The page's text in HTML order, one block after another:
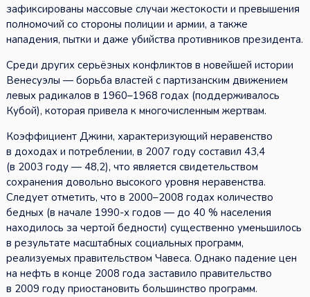
зафиксированы массовые случаи жестокости и превышения
полномочий со стороны полиции и армии, а также
нападения, пытки и даже убийства противников президента.
Среди других серьёзных конфликтов в новейшей истории
Венесуэлы — борьба властей с партизанским движением
левых радикалов в 1960–1968 годах (поддерживалось
Кубой), которая привела к многочисленным жертвам.
Коэффициент Джини, характеризующий неравенство
в доходах и потреблении, в 2007 году составил 43,4
(в 2003 году — 48,2), что является свидетельством
сохранения довольно высокого уровня неравенства.
Следует отметить, что в 2000–2008 годах количество
бедных (в начале 1990-х годов — до 40 % населения
находилось за чертой бедности) существенно уменьшилось
в результате масштабных социальных программ,
реализуемых правительством Чавеса. Однако падение цен
на нефть в конце 2008 года заставило правительство
в 2009 году приостановить большинство программ.